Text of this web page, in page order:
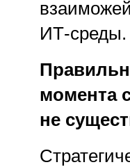
ИТ-среды.
момента
не